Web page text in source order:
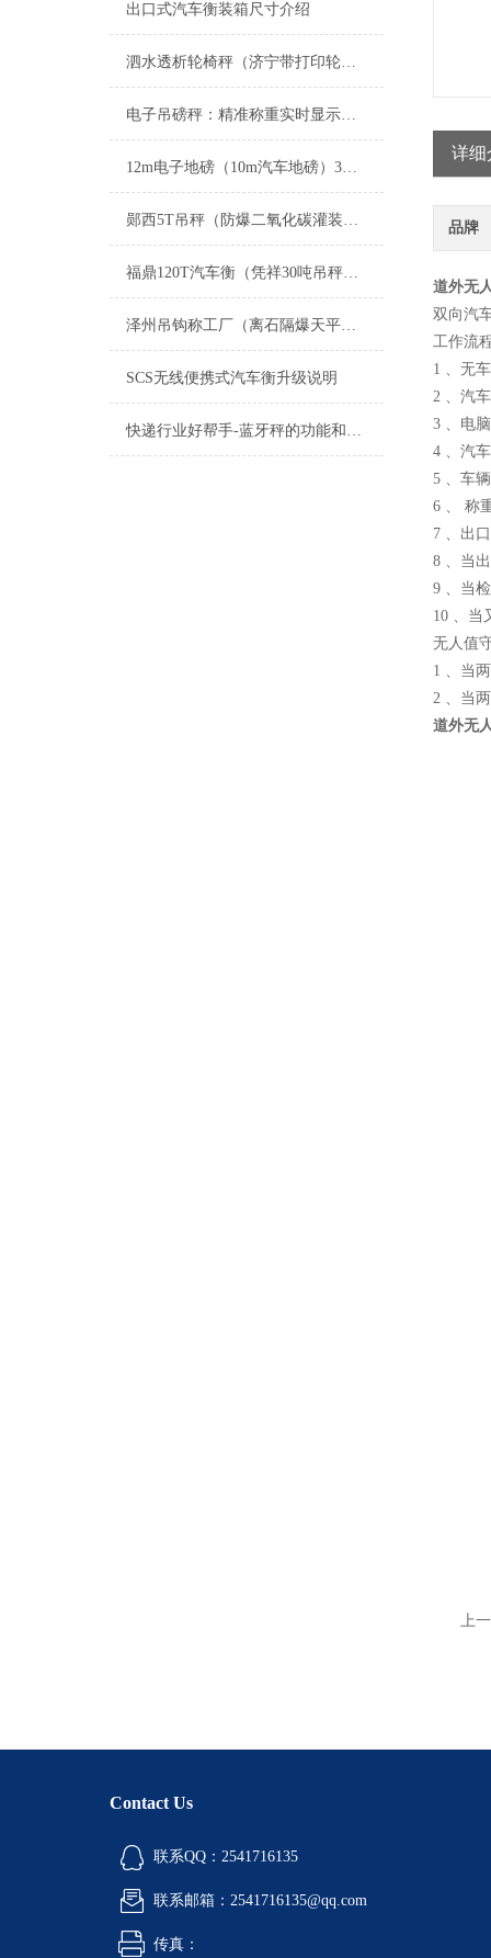
出口式汽车衡装箱尺寸介绍
泗水透析轮椅秤（济宁带打印轮椅秤）奎文超低台面轮椅地磅秤维修
电子吊磅秤：精准称重实时显示，工业起重称重核心设备
12m电子地磅（10m汽车地磅）3X20米汽车磅维修
郧西5T吊秤（防爆二氧化碳灌装秤）江汉100T地磅工艺流程
福鼎120T汽车衡（凭祥30吨吊秤）金城江轴重仪）建瓯50吨地磅维修
泽州吊钩称工厂（离石隔爆天平）城区钢瓶称多少钱）长治防爆称报价维修
SCS无线便携式汽车衡升级说明
快递行业好帮手-蓝牙秤的功能和特点
详细
品牌
道外无
双向汽
工作流
1 、无
2 、汽
3 、电
4 、汽
5 、车
6 、 称
7 、出
8 、当
9 、当
10 、当
无人值
1 、当
2 、当
道外无
上
Contact Us
联系QQ：2541716135
联系邮箱：2541716135@qq.com
传真：